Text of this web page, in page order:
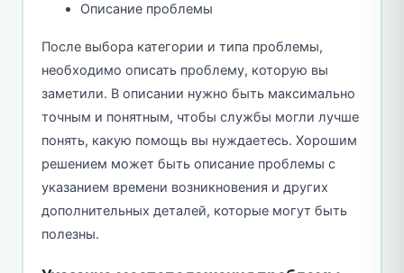
Описание проблемы
После выбора категории и типа проблемы,
необходимо описать проблему, которую вы
заметили. В описании нужно быть максимально
точным и понятным, чтобы службы могли лучше
понять, какую помощь вы нуждаетесь. Хорошим
решением может быть описание проблемы с
указанием времени возникновения и других
дополнительных деталей, которые могут быть
полезны.